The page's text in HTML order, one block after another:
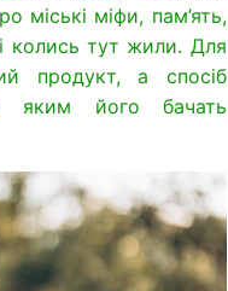
міські міфи, пам’ять,
колись тут жили. Для
продукт, а спосіб
яким його бачать